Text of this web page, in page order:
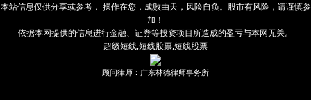
本站信息仅供分享或参考， 操作在您，成败由天 ，风险自负。股市有风险，请谨慎参
加！
依据本网提供的信息进行金融、证券等投资项目所造成的盈亏与本网无关。
超级短线,短线股票,短线股票
顾问律师：广东林德律师事务所